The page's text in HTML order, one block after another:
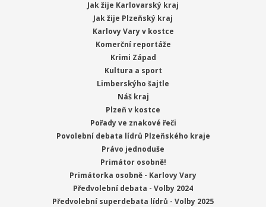
Jak žije Karlovarský kraj
Jak žije Plzeňský kraj
Karlovy Vary v kostce
Komerční reportáže
Krimi Západ
Kultura a sport
Limberskýho šajtle
Náš kraj
Plzeň v kostce
Pořady ve znakové řeči
Povolební debata lídrů Plzeňského kraje
Právo jednoduše
Primátor osobně!
Primátorka osobně - Karlovy Vary
Předvolební debata - Volby 2024
Předvolební superdebata lídrů - Volby 2025